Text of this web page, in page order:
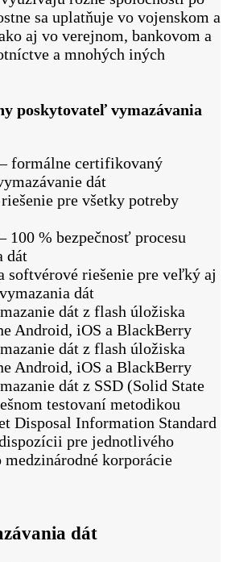
sa uplatňuje vo vojenskom a
aj vo verejnom, bankovom a
a mnohých iných
poskytovateľ vymazávania
formálne certifikovaný
dát
pre všetky potreby
100 % bezpečnosť procesu
dát
softvérové riešenie pre veľký aj
dát
dát z flash úložiska
Android, iOS a BlackBerry
dát z flash úložiska
Android, iOS a BlackBerry
dát z SSD (Solid State
testovaní metodikou
Disposal Information Standard
pre jednotlivého
korporácie
dát